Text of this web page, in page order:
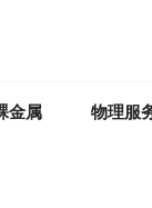
金属 物理服